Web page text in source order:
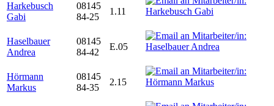
Harkebusch
Gabi
08145
84-25
1.11
Haselbauer
Andrea
08145
84-42
E.05
Hörmann
Markus
08145
84-35
2.15